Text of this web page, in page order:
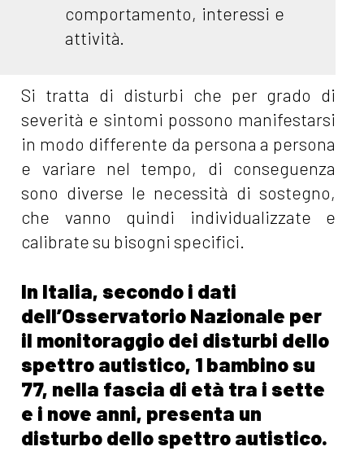
comportamento, interessi e
attività.
Si tratta di disturbi che per grado di
severità e sintomi possono manifestarsi
in modo differente da persona a persona
e variare nel tempo, di conseguenza
sono diverse le necessità di sostegno,
che vanno quindi individualizzate e
calibrate su bisogni specifici.
In Italia, secondo i dati
dell’Osservatorio Nazionale per
il monitoraggio dei disturbi dello
spettro autistico, 1 bambino su
77, nella fascia di età tra i sette
e i nove anni, presenta un
disturbo dello spettro autistico.